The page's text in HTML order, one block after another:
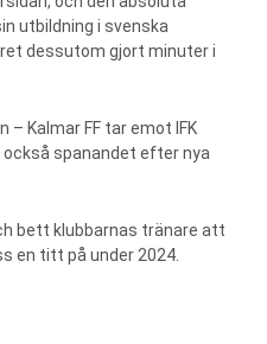
utbildning i svenska
dessutom gjort minuter i
– Kalmar FF tar emot IFK
också spanandet efter nya
bett klubbarnas tränare att
en titt på under 2024.